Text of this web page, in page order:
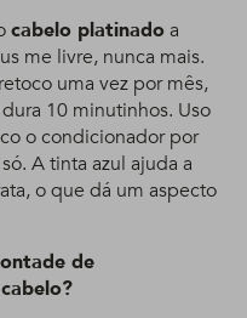
cabelo platinado a
me livre, nunca mais.
uma vez por mês,
10 minutinhos. Uso
o condicionador por
A tinta azul ajuda a
o que dá um aspecto
de